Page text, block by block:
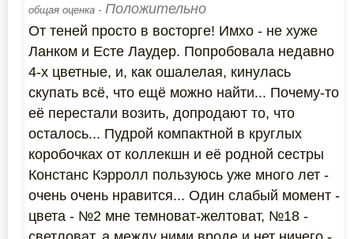
общая оценка - Положительно
От теней просто в восторге! Имхо - не хуже
Ланком и Есте Лаудер. Попробовала недавно
4-х цветные, и, как ошалелая, кинулась
скупать всё, что ещё можно найти... Почему-то
её перестали возить, допродают то, что
осталось... Пудрой компактной в круглых
коробочках от коллекшн и её родной сестры
Констанс Кэрролл пользуюсь уже много лет -
очень очень нравится... Один слабый момент -
цвета - №2 мне темноват-желтоват, №18 -